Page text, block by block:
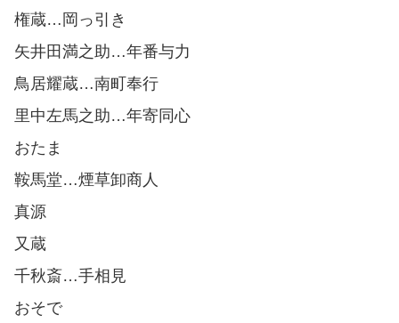
権蔵…岡っ引き
矢井田満之助…年番与力
鳥居耀蔵…南町奉行
里中左馬之助…年寄同心
おたま
鞍馬堂…煙草卸商人
真源
又蔵
千秋斎…手相見
おそで